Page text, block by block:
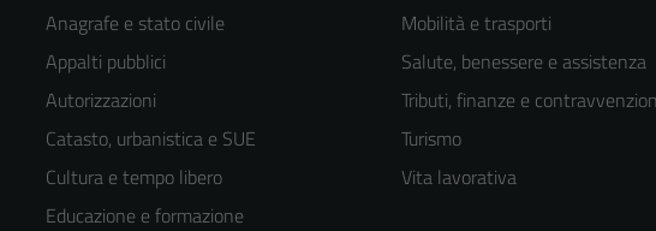
Anagrafe e stato civile
Appalti pubblici
Autorizzazioni
Catasto, urbanistica e SUE
Cultura e tempo libero
Educazione e formazione
Mobilità e trasporti
Salute, benessere e assistenza
Tributi, finanze e
Turismo
Vita lavorativa